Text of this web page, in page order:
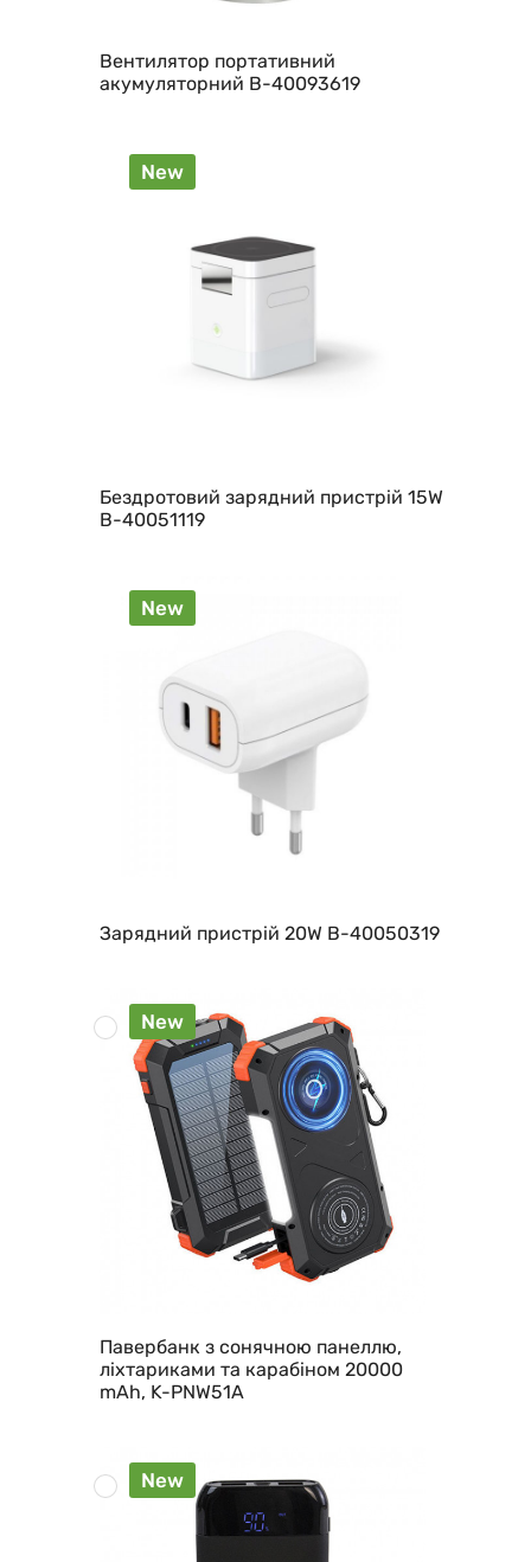
Вентилятор портативний
акумуляторний B-40093619
New
Бездротовий зарядний пристрій 15W
B-40051119
New
Зарядний пристрій 20W B-40050319
New
Павербанк з сонячною панеллю,
ліхтариками та карабіном 20000
mAh, K-PNW51A
New